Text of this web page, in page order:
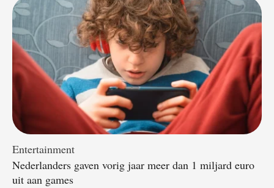
Entertainment
Nederlanders gaven vorig jaar meer dan 1 miljard euro
uit aan games